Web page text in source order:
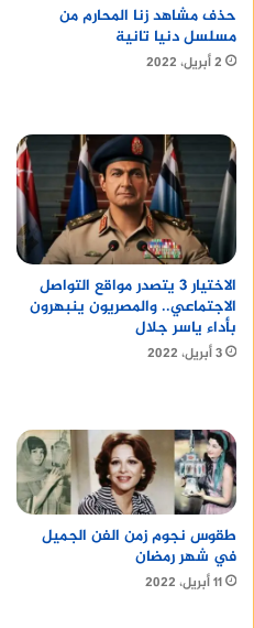
حذف مشاهد زنا المحارم من
مسلسل دنيا تانية
2 أبريل، 2022
الاختيار 3 يتصدر مواقع التواصل
الاجتماعي.. والمصريون ينبهرون
بأداء ياسر جلال
3 أبريل، 2022
طقوس نجوم زمن الفن الجميل
في شهر رمضان
11 أبريل، 2022